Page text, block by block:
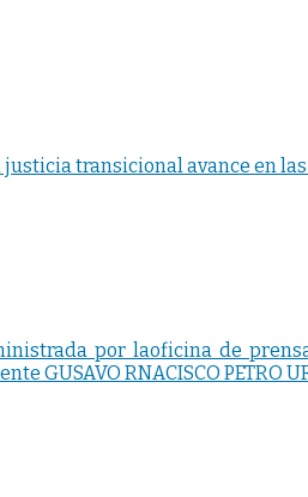
justicia transicional avance en
por laoficina de
GUSAVO RNACISCO PETRO